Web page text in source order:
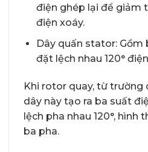
điện ghép lại để giảm
điện xoáy.
Dây quấn stator: Gồm
đặt lệch nhau 120°
Khi rotor quay, từ trường
dây này tạo ra ba suất
lệch pha nhau 120°, hình
ba pha.